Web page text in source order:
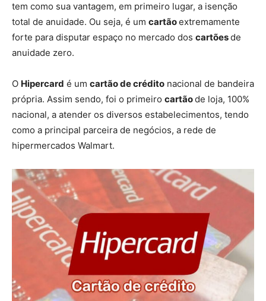
tem como sua vantagem, em primeiro lugar, a isenção
total de anuidade. Ou seja, é um cartãoextremamente
forte para disputar espaço no mercado dos cartõesde
anuidade zero.
O Hipercard é um cartão de crédito nacional de bandeira
própria. Assim sendo, foi o primeiro cartãode loja, 100%
nacional, a atender os diversos estabelecimentos, tendo
como a principal parceira de negócios, a rede de
hipermercados Walmart.